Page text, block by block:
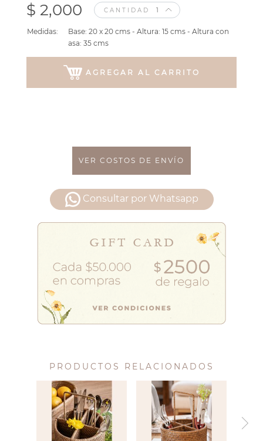
$ 2,000 CANTIDAD
Medidas:
Base: 20 x 20 cms - Altura: 15 cms - Altura con
asa: 35 cms
AGREGAR AL CARRITO
VER COSTOS DE ENVÍO
Consultar por Whatsapp
PRODUCTOS RELACIONADOS